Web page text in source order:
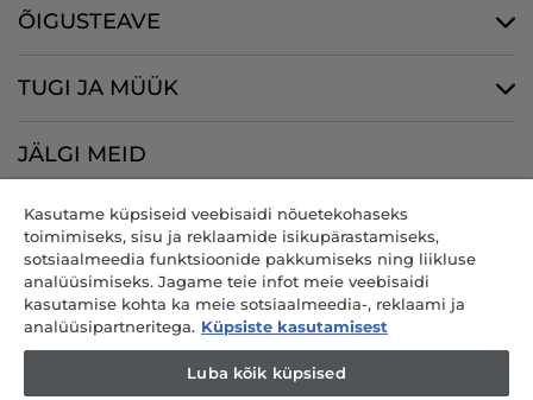
ÕIGUSTEAVE
TUGI JA MÜÜK
JÄLGI MEID
CANDY HOOVER GROUP S.r.I. - ainuosanik - REGISTRIJÄRGNE
ASUKOHT: Via Comolli, 57 - 20861 Brugherio (MB) - Itaalia - BÜROOD:
Via Privata Eden Fumagalli snc - 20861 Brugherio (MB) ja Via Trento
+39.039.2086.237 - Osakapital 35 000 000.00 € täielikult sisse
Kasutame küpsiseid veebisaidi nõuetekohaseks
toimimiseks, sisu ja reklaamide isikupärastamiseks,
sotsiaalmeedia funktsioonide pakkumiseks ning liikluse
analüüsimiseks. Jagame teie infot meie veebisaidi
kasutamise kohta ka meie sotsiaalmeedia-, reklaami ja
analüüsipartneritega. Küpsiste kasutamisest
Luba kõik küpsised